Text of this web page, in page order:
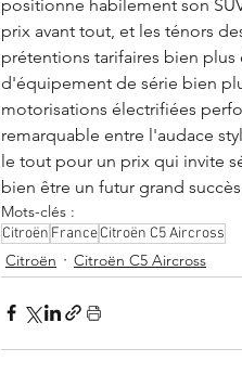
positionne habilement son
prix avant tout, et les ténors
prétentions tarifaires bien
d'équipement de série bien
motorisations électrifiées
remarquable entre l'audace
le tout pour un prix qui invite
bien être un futur grand
Mots-clés :
Citroën FranceCitroën C5 Aircross
Citroën Citroën C5 Aircross